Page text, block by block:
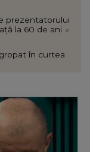
prezentatorului
la 60 de ani »
în curtea